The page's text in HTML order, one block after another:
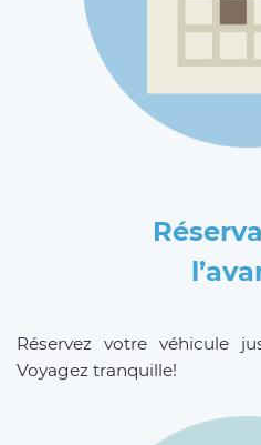
Réservez votre véhicule
Voyagez tranquille!